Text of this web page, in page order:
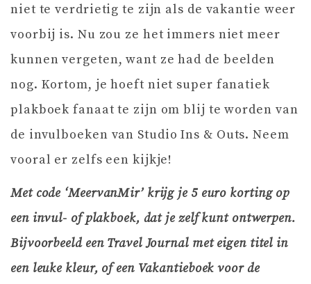
niet te verdrietig te zijn als de vakantie weer
voorbij is. Nu zou ze het immers niet meer
kunnen vergeten, want ze had de beelden
nog. Kortom, je hoeft niet super fanatiek
plakboek fanaat te zijn om blij te worden van
de invulboeken van Studio Ins & Outs. Neem
vooral er zelfs een kijkje!
Met code ‘MeervanMir’ krijg je 5 euro korting op
een invul- of plakboek, dat je zelf kunt ontwerpen.
Bijvoorbeeld een Travel Journal met eigen titel in
een leuke kleur, of een Vakantieboek voor de